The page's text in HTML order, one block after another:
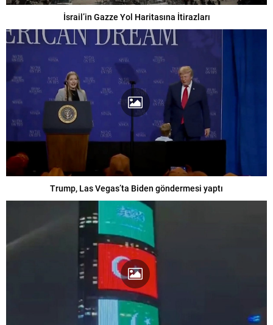
İsrail’in Gazze Yol Haritasına İtirazları
Trump, Las Vegas’ta Biden göndermesi yaptı